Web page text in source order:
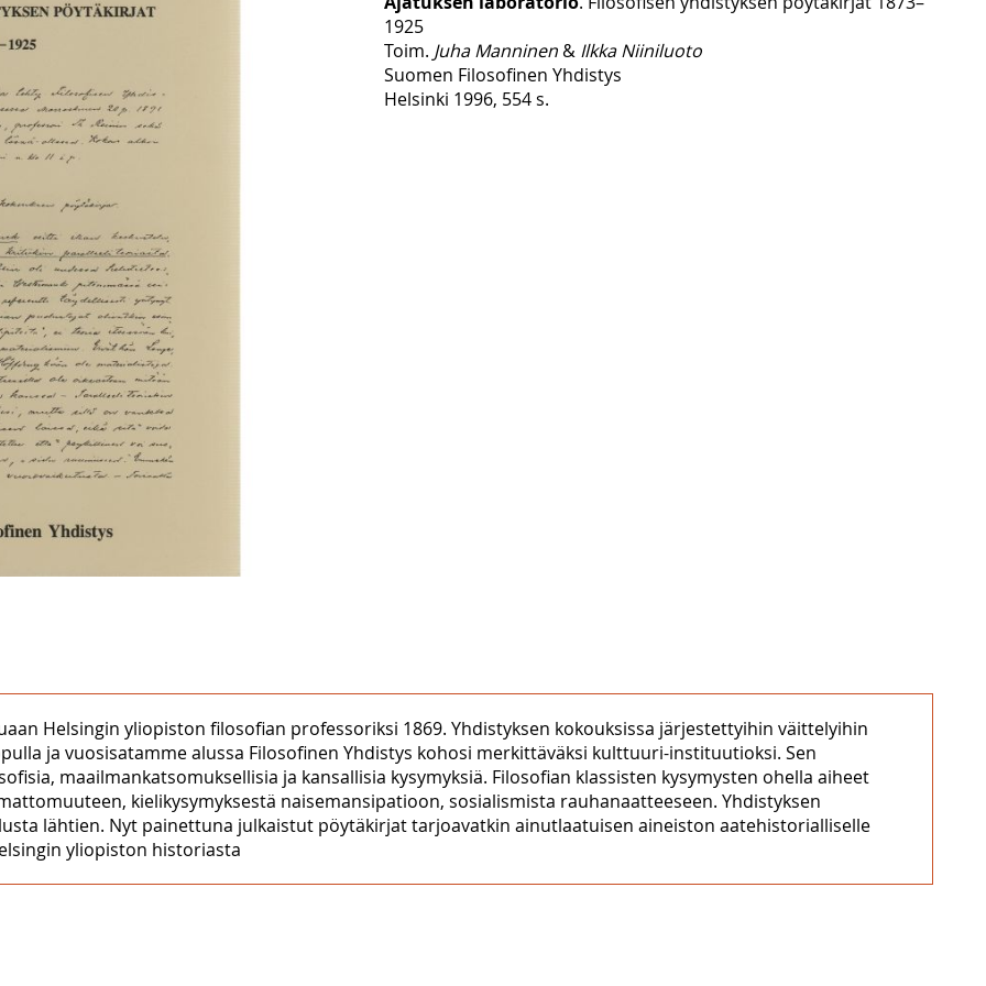
1925
Toim. Juha Manninen& Ilkka Niiniluoto
Suomen Filosofinen Yhdistys
Helsinki 1996, 554 s.
Helsingin yliopiston filosofian professoriksi 1869. Yhdistyksen kokouksissa järjestettyihin väittelyihin
ja vuosisatamme alussa Filosofinen Yhdistys kohosi merkittäväksi kulttuuri-instituutioksi. Sen
maailmankatsomuksellisia ja kansallisia kysymyksiä. Filosofian klassisten kysymysten ohella aiheet
kielikysymyksestä naisemansipatioon, sosialismista rauhanaatteeseen. Yhdistyksen
lähtien. Nyt painettuna julkaistut pöytäkirjat tarjoavatkin ainutlaatuisen aineiston aatehistorialliselle
yliopiston historiasta